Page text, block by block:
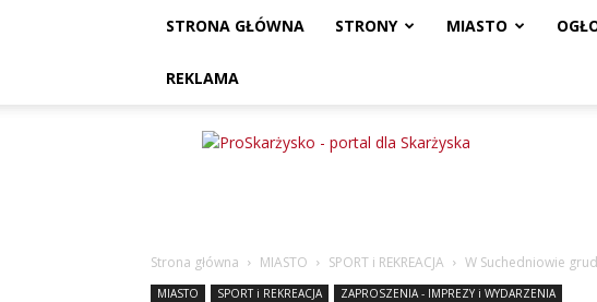
STRONA GŁÓWNA STRONY MIASTO
REKLAMA
ProSkarżysko
Strona główna MIASTO SPORT i REKREACJA W Suchedniowie
MIASTO SPORT i REKREACJA ZAPROSZENIA - IMPREZY i WYDARZENIA